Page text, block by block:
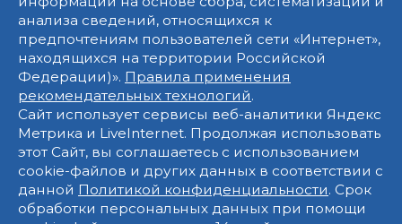
анализа сведений, относящихся к
предпочтениям пользователей сети «Интернет»,
находящихся на территории Российской
Федерации)». Правила применения
рекомендательных технологий.
Сайт использует сервисы веб-аналитики Яндекс
Метрика и LiveInternet. Продолжая использовать
этот Сайт, вы соглашаетесь с использованием
cookie-файлов и других данных в соответствии с
данной Политикой конфиденциальности. Срок
обработки персональных данных при помощи